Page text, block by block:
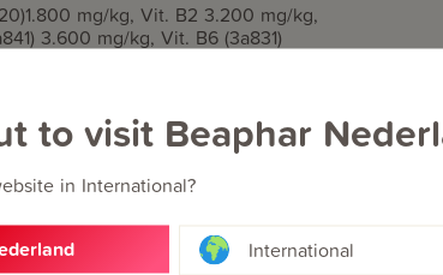
to visit Beaphar
in International?
International
mg/kg, Vit. B2 3.200 mg/kg,
3.600 mg/kg, Vit. B6 (3a831)
60.000 mg/kg, Vit. D3 (3a671)
0,032%, P 0,027%, Na 0,8%.